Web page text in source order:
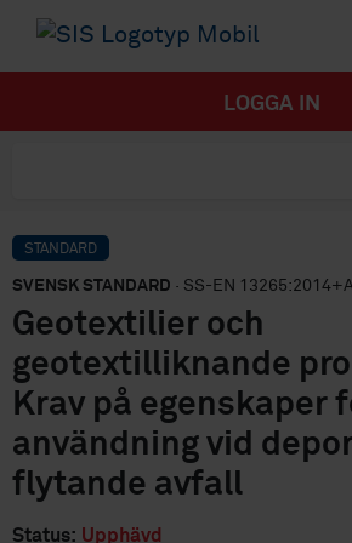
LOGGA IN
STANDARD
SVENSK STANDARD · SS-EN
Geotextilier och
geotextilliknande
Krav på egenskaper
användning vid
flytande avfall
Status: Upphävd